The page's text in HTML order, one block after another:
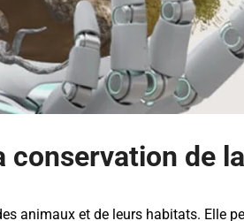
conservation de
animaux et de leurs habitats. Elle